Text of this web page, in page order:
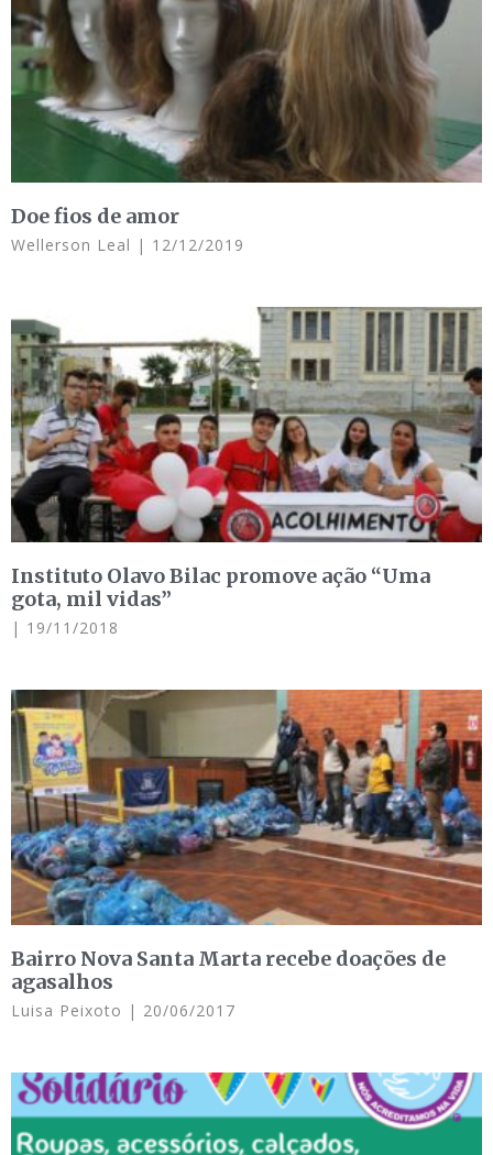
Doe fios de amor
Wellerson Leal 12/12/2019
Instituto Olavo Bilac promove ação “Uma
gota, mil vidas”
19/11/2018
Bairro Nova Santa Marta recebe doações de
agasalhos
Luisa Peixoto 20/06/2017